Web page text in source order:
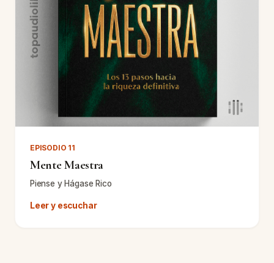
EPISODIO 11
Mente Maestra
Piense y Hágase Rico
Leer y escuchar